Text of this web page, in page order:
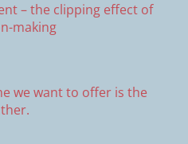
– the clipping effect of
making
we want to offer is the